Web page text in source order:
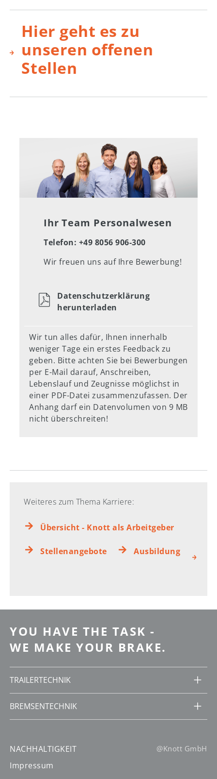
Hier geht es zu
unseren offenen
Stellen
Ihr Team Personalwesen
Telefon: +49 8056 906-300
Wir freuen uns auf Ihre Bewerbung!
Datenschutzerklärung
herunterladen
Wir tun alles dafür, Ihnen innerhalb
weniger Tage ein erstes Feedback zu
geben. Bitte achten Sie bei Bewerbungen
per E-Mail darauf, Anschreiben,
Lebenslauf und Zeugnisse möglichst in
einer PDF-Datei zusammenzufassen. Der
Anhang darf ein Datenvolumen von 9 MB
nicht überschreiten!
Weiteres zum Thema Karriere:
Übersicht - Knott als Arbeitgeber
Stellenangebote Ausbildung
YOU HAVE THE TASK -
WE MAKE YOUR BRAKE.
TRAILERTECHNIK
BREMSENTECHNIK
NACHHALTIGKEIT
Impressum
@Knott GmbH